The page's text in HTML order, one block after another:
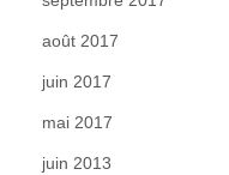
août 2017
juin 2017
mai 2017
juin 2013